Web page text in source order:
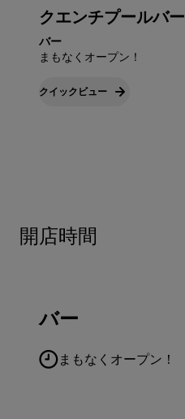
クエンチプールバー
バー
まもなくオープン！
クイックビュー
開店時間
バー
まもなくオープン！